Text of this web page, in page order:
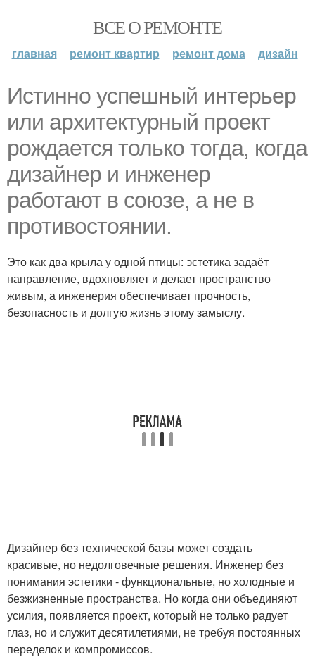
ВСЕ О РЕМОНТЕ
главная ремонт квартир ремонт дома дизайн
Истинно успешный интерьер
или архитектурный проект
рождается только тогда, когда
дизайнер и инженер
работают в союзе, а не в
противостоянии.
Это как два крыла у одной птицы: эстетика задаёт
направление, вдохновляет и делает пространство
живым, а инженерия обеспечивает прочность,
безопасность и долгую жизнь этому замыслу.
Дизайнер без технической базы может создать
красивые, но недолговечные решения. Инженер без
понимания эстетики - функциональные, но холодные и
безжизненные пространства. Но когда они объединяют
усилия, появляется проект, который не только радует
глаз, но и служит десятилетиями, не требуя постоянных
переделок и компромиссов.